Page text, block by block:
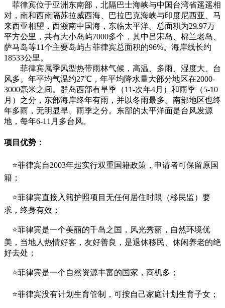
菲律宾位于亚洲东南部，北隔巴士海峡与中国台湾省遥遥相
对，南和西南隔苏拉威西海、巴拉巴克海峡与印度尼西亚、马
来西亚相望，西濒南中国海，东临太平洋。总面积为29.97万
平方公里，共有大小岛屿7000多个，其中吕宋岛、棉兰老岛、
萨马岛等11个主要岛屿占菲律宾总面积的96%。海岸线长约
18533公里。
菲律宾属季风型热带雨林气候，高温、多雨、湿度大、台
风多。年平均气温约27℃，年平均降水量大部分地区在2000-
3000毫米之间。群岛西部有旱季（11-次年4月）和雨季（5-10
月）之分，东部海岸终年有雨，并以冬雨最多。南部地区也终
年多雨，无明显旱、雨季之分。东部的太平洋面是台风发源
地，每年6-11月多台风。
项目优势：
⭐菲律宾自2003年起实行双重国籍政策，申请者可保留原国
籍；
⭐菲律宾直接入籍护照项目无任何居住时限（移民监）要
求，终身有效；
⭐菲律宾是一个美丽的千岛之国，风光秀丽，自然环境优
美，当地人热情好客，友好善良，是退休移民、休闲养老的绝
好去处；
⭐菲律宾是一个自然资源丰富的国家，商机多；
⭐菲律宾没有计划生育管制，可按自己家庭计划生育子女；